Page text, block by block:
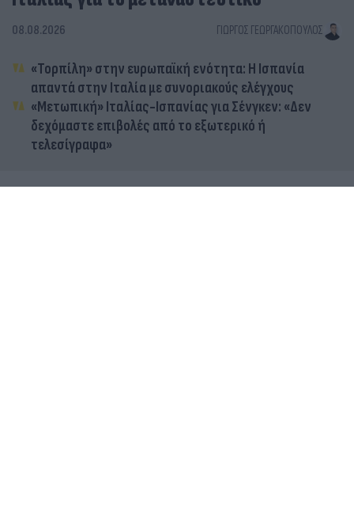
08.08.2026 ΓΙΏΡΓΟΣ ΓΕΩΡΓΑΚΌΠΟΥΛΟΣ
«Τορπίλη» στην ευρωπαϊκή ενότητα: Η Ισπανία
απαντά στην Ιταλία με συνοριακούς ελέγχους
«Μετωπική» Ιταλίας-Ισπανίας για Σένγκεν: «Δεν
δεχόμαστε επιβολές από το εξωτερικό ή
τελεσίγραφα»